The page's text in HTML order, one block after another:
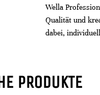
Wella
Qualität und
dabei,
PRODUKTE